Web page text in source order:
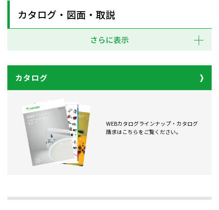
カタログ・図面・取説
さらに表示
カタログ
WEBカタログラインナップ・カタログ
請求はこちらをご覧ください。